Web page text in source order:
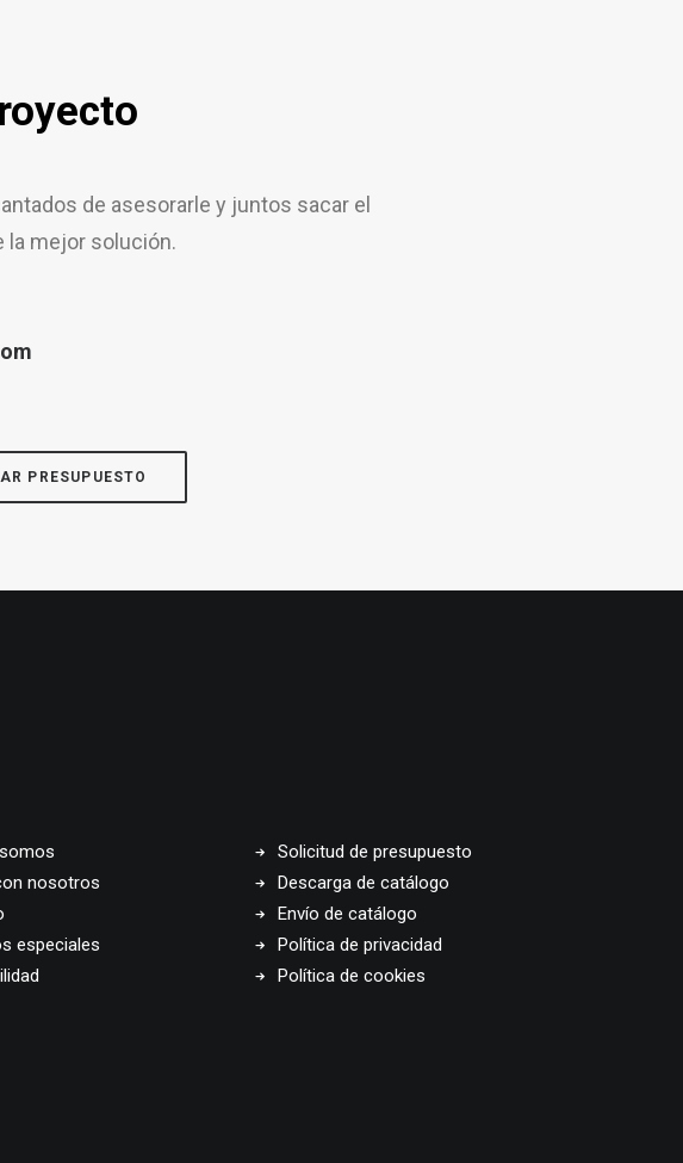
de asesorarle y juntos sacar el
la mejor solución.
PRESUPUESTO
nosotros
especiales
Solicitud de presupuesto
Descarga de catálogo
Envío de catálogo
Política de privacidad
Política de cookies